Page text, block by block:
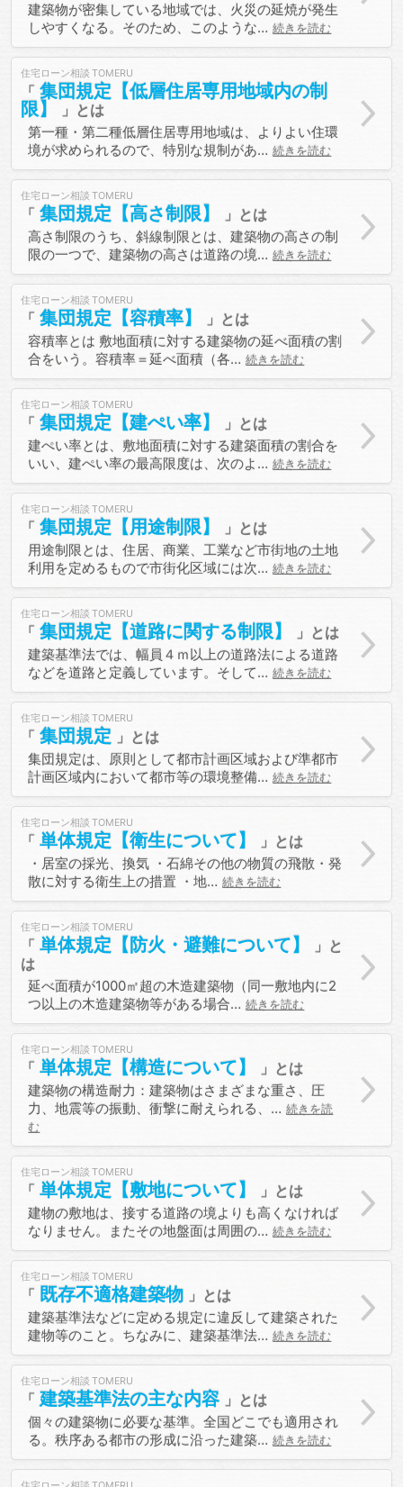
建築物が密集している地域では、火災の延焼が発生
しやすくなる。そのため、このような… 続きを読む
住宅ローン相談
集団規定【低層住居専用地域内の制
限】
第一種・第二種低層住居専用地域は、よりよい住環
境が求められるので、特別な規制があ… 続きを読む
住宅ローン相談
集団規定【高さ制限】
高さ制限のうち、斜線制限とは、建築物の高さの制
限の一つで、建築物の高さは道路の境… 続きを読む
住宅ローン相談
集団規定【容積率】
容積率とは 敷地面積に対する建築物の延べ面積の割
合をいう。容積率＝延べ面積（各… 続きを読む
住宅ローン相談
集団規定【建ぺい率】
建ぺい率とは、敷地面積に対する建築面積の割合を
いい、建ぺい率の最高限度は、次のよ… 続きを読む
住宅ローン相談
集団規定【用途制限】
用途制限とは、住居、商業、工業など市街地の土地
利用を定めるもので市街化区域には次… 続きを読む
住宅ローン相談
集団規定【道路に関する制限】
建築基準法では、幅員４ｍ以上の道路法による道路
などを道路と定義しています。そして… 続きを読む
住宅ローン相談
集団規定
集団規定は、原則として都市計画区域および準都市
計画区域内において都市等の環境整備… 続きを読む
住宅ローン相談
単体規定【衛生について】
・居室の採光、換気 ・石綿その他の物質の飛散・発
散に対する衛生上の措置 ・地… 続きを読む
住宅ローン相談
単体規定【防火・避難について】
延べ面積が1000㎡超の木造建築物（同一敷地内に2
つ以上の木造建築物等がある場合… 続きを読む
住宅ローン相談
単体規定【構造について】
建築物の構造耐力：建築物はさまざまな重さ、圧
力、地震等の振動、衝撃に耐えられる、… 続きを読
む
住宅ローン相談
単体規定【敷地について】
建物の敷地は、接する道路の境よりも高くなければ
なりません。またその地盤面は周囲の… 続きを読む
住宅ローン相談
既存不適格建築物
建築基準法などに定める規定に違反して建築された
建物等のこと。ちなみに、建築基準法… 続きを読む
住宅ローン相談
建築基準法の主な内容
個々の建築物に必要な基準。全国どこでも適用され
る。秩序ある都市の形成に沿った建築… 続きを読む